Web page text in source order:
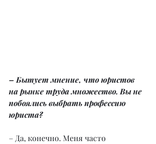
– Бытует мнение, что юристов
на рынке труда множество. Вы не
побоялись выбрать профессию
юриста?
– Да, конечно. Меня часто